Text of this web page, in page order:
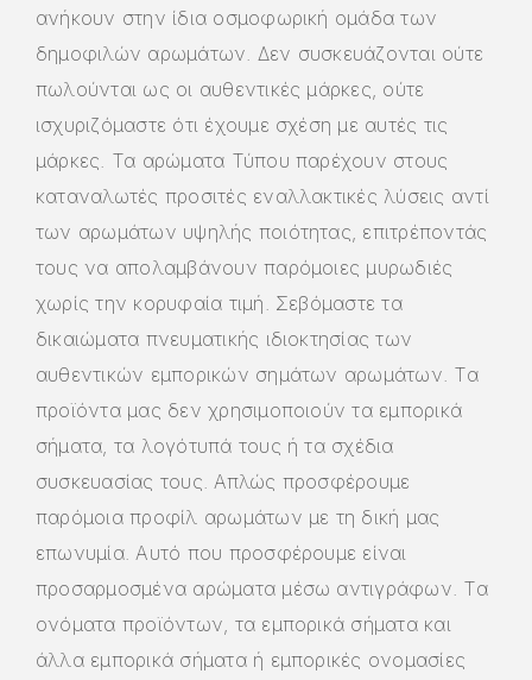
ανήκουν στην ίδια οσμοφωρική ομάδα των
δημοφιλών αρωμάτων. Δεν συσκευάζονται ούτε
πωλούνται ως οι αυθεντικές μάρκες, ούτε
ισχυριζόμαστε ότι έχουμε σχέση με αυτές τις
μάρκες. Τα αρώματα Τύπου παρέχουν στους
καταναλωτές προσιτές εναλλακτικές λύσεις αντί
των αρωμάτων υψηλής ποιότητας, επιτρέποντάς
τους να απολαμβάνουν παρόμοιες μυρωδιές
χωρίς την κορυφαία τιμή. Σεβόμαστε τα
δικαιώματα πνευματικής ιδιοκτησίας των
αυθεντικών εμπορικών σημάτων αρωμάτων. Τα
προϊόντα μας δεν χρησιμοποιούν τα εμπορικά
σήματα, τα λογότυπά τους ή τα σχέδια
συσκευασίας τους. Απλώς προσφέρουμε
παρόμοια προφίλ αρωμάτων με τη δική μας
επωνυμία. Αυτό που προσφέρουμε είναι
προσαρμοσμένα αρώματα μέσω αντιγράφων. Τα
ονόματα προϊόντων, τα εμπορικά σήματα και
άλλα εμπορικά σήματα ή εμπορικές ονομασίες